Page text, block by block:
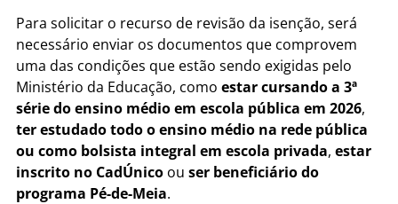
Para solicitar o recurso de revisão da isenção, será
necessário enviar os documentos que comprovem
uma das condições que estão sendo exigidas pelo
Ministério da Educação, como estar cursando a 3ª
série do ensino médio em escola pública em 2026,
ter estudado todo o ensino médio na rede pública
ou como bolsista integral em escola privada, estar
inscrito no CadÚnico ou ser beneficiário do
programa Pé-de-Meia.